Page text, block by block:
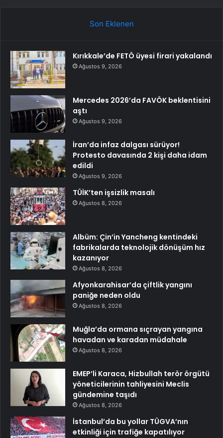
Son Eklenen
Kırıkkale’de FETÖ üyesi firari yakalandı
Ağustos 9, 2026
Mercedes 2026’da FAVÖK beklentisini
aştı
Ağustos 9, 2026
İran’da infaz dalgası sürüyor!
Protesto davasında 2 kişi daha idam
edildi
Ağustos 9, 2026
TÜİK’ten işsizlik masalı
Ağustos 8, 2026
Albüm: Çin’in Yancheng kentindeki
fabrikalarda teknolojik dönüşüm hız
kazanıyor
Ağustos 8, 2026
Afyonkarahisar’da çiftlik yangını
paniğe neden oldu
Ağustos 8, 2026
Muğla’da ormana sıçrayan yangına
havadan ve karadan müdahale
Ağustos 8, 2026
EMEP’li Karaca, Hizbullah terör örgütü
yöneticilerinin tahliyesini Meclis
gündemine taşıdı
Ağustos 8, 2026
İstanbul’da bu yollar TÜGVA’nın
etkinliği için trafiğe kapatılıyor